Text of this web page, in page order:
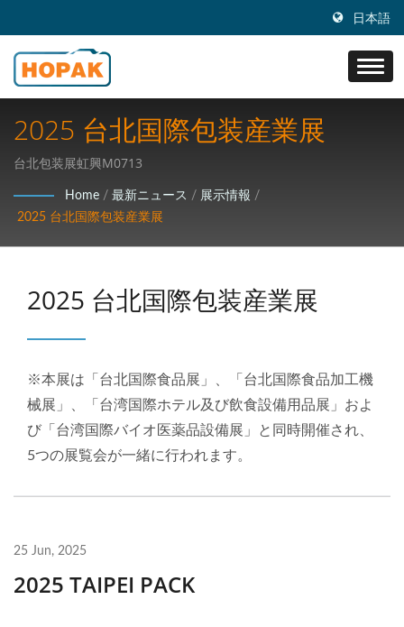
日本語
2025 台北国際包装産業展
台北包装展虹興M0713
Home / 最新ニュース / 展示情報 /
2025 台北国際包装産業展
2025 台北国際包装産業展
※本展は「台北国際食品展」、「台北国際食品加工機
械展」、「台湾国際ホテル及び飲食設備用品展」およ
び「台湾国際バイオ医薬品設備展」と同時開催され、
5つの展覧会が一緒に行われます。
25 Jun, 2025
2025 TAIPEI PACK